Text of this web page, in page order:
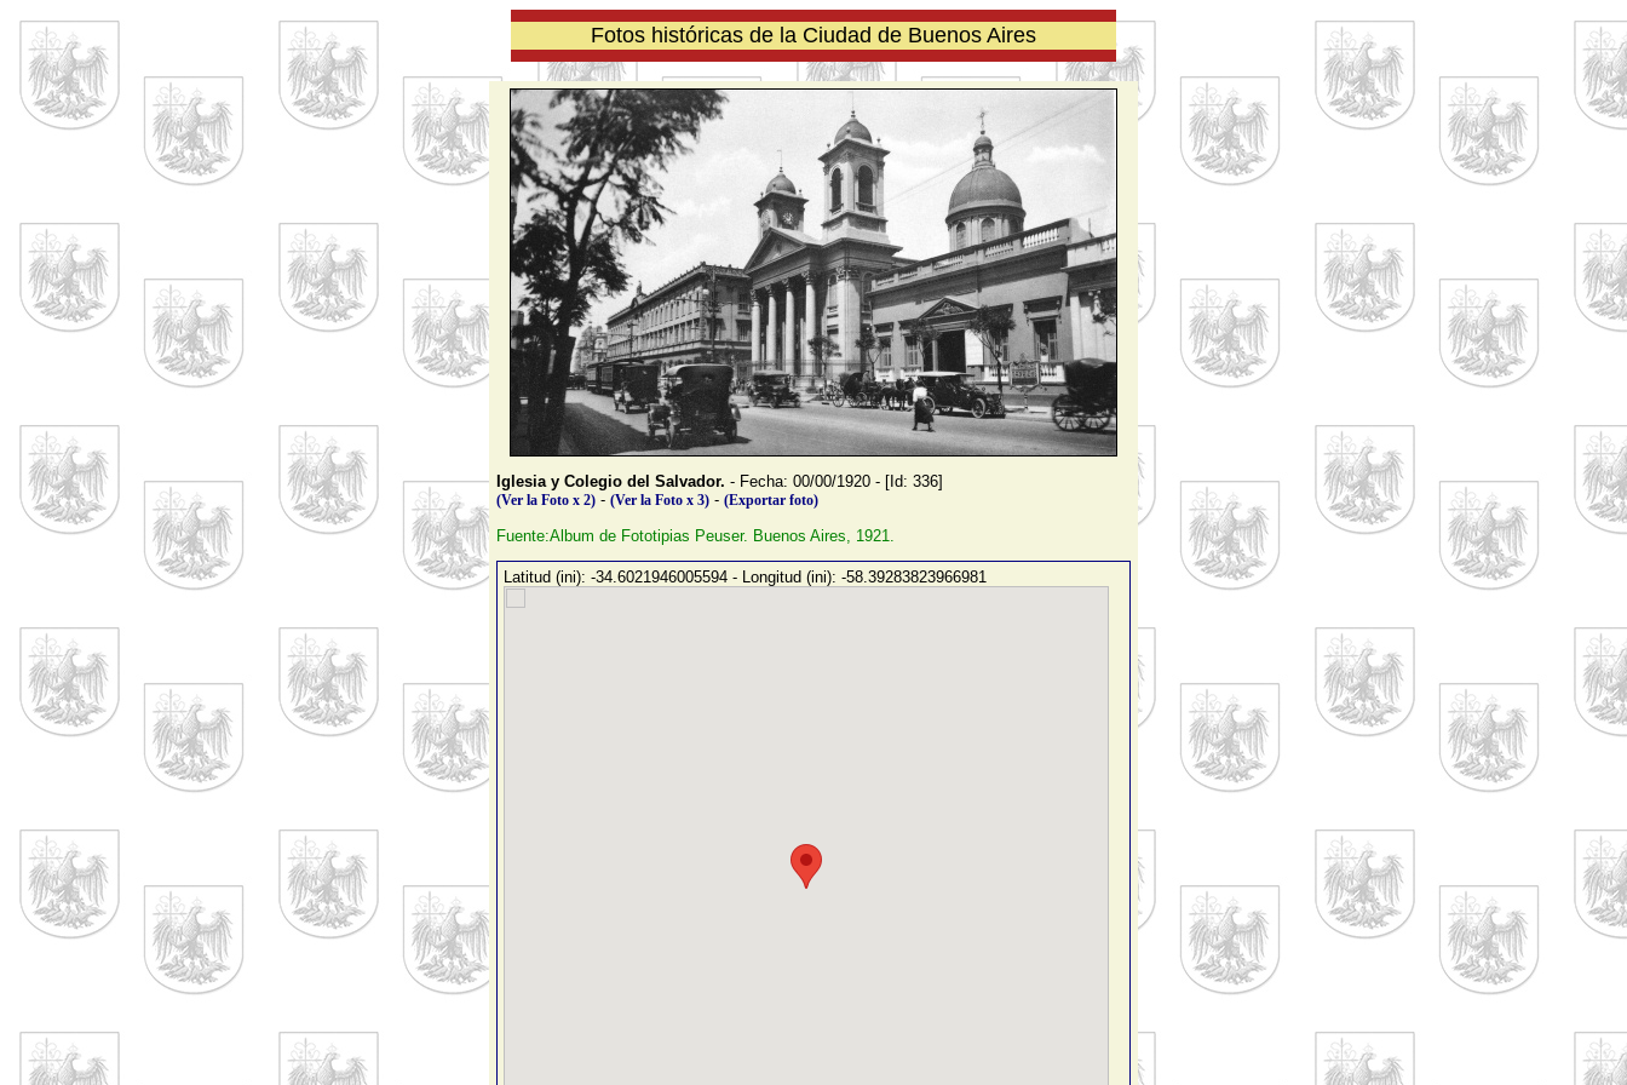
Fotos históricas de la Ciudad de Buenos Aires
Iglesia y Colegio del Salvador. - Fecha: 00/00/1920 - [Id: 336]
(Ver la Foto x 2) - (Ver la Foto x 3) - (Exportar foto)
Fuente:Album de Fototipias Peuser. Buenos Aires, 1921.
Latitud (ini): -34.6021946005594 - Longitud (ini): -58.39283823966981